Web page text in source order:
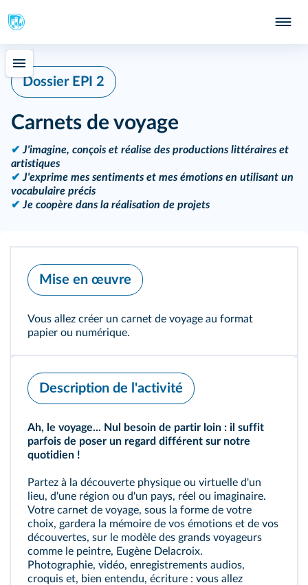
Dossier EPI 2
Carnets de voyage
✔ J'imagine, conçois et réalise des productions littéraires et
artistiques
✔ J'exprime mes sentiments et mes émotions en utilisant un
vocabulaire précis
✔ Je coopère dans la réalisation de projets
Mise en œuvre
Vous allez créer un carnet de voyage au format
papier ou numérique.
Description de l'activité
Ah, le voyage... Nul besoin de partir loin : il suffit
parfois de poser un regard différent sur notre
quotidien !
Partez à la découverte physique ou virtuelle d'un
lieu, d'une région ou d'un pays, réel ou imaginaire.
Votre carnet de voyage, sous la forme de votre
choix, gardera la mémoire de vos émotions et de vos
découvertes, sur le modèle des grands voyageurs
comme le peintre, Eugène Delacroix.
Photographie, vidéo, enregistrements audios,
croquis et, bien entendu, écriture : vous allez